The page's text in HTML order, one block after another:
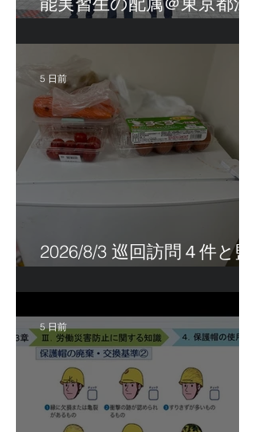
2026/8/3 巡回訪問４件と監
5 日前
5 日前